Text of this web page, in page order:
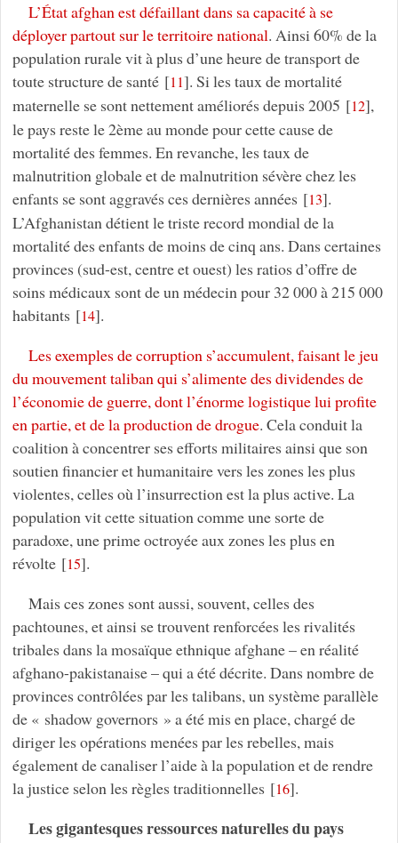
L’État afghan est défaillant dans sa capacité à se
déployer partout sur le territoire national. Ainsi 60% de la
population rurale vit à plus d’une heure de transport de
toute structure de santé[11]. Si les taux de mortalité
maternelle se sont nettement améliorés depuis 2005 [12],
le pays reste le 2ème au monde pour cette cause de
mortalité des femmes. En revanche, les taux de
malnutrition globale et de malnutrition sévère chez les
enfants se sont aggravés ces dernières années [13].
L’Afghanistan détient le triste record mondial de la
mortalité des enfants de moins de cinq ans. Dans certaines
provinces (sud-est, centre et ouest) les ratios d’offre de
soins médicaux sont de un médecin pour 32 000 à 215 000
habitants [14].
Les exemples de corruption s’accumulent, faisant le jeu
du mouvement taliban qui s’alimente des dividendes de
l’économie de guerre, dont l’énorme logistique lui profite
en partie, et de la production de drogue. Cela conduit la
coalition à concentrer ses efforts militaires ainsi que son
soutien financier et humanitaire vers les zones les plus
violentes, celles où l’insurrection est la plus active. La
population vit cette situation comme une sorte de
paradoxe, une prime octroyée aux zones les plus en
révolte[15].
Mais ces zones sont aussi, souvent, celles des
pachtounes, et ainsi se trouvent renforcées les rivalités
tribales dans la mosaïque ethnique afghane – en réalité
afghano-pakistanaise – qui a été décrite. Dans nombre de
provinces contrôlées par les talibans, un système parallèle
de « shadow governors » a été mis en place, chargé de
diriger les opérations menées par les rebelles, mais
également de canaliser l’aide à la population et de rendre
la justice selon les règles traditionnelles [16].
Les gigantesques ressources naturelles du pays